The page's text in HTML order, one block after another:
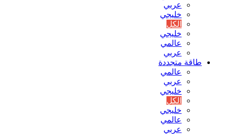
عربي
خليجي
الكل
خليجي
عالمي
عربي
طاقة متجددة
عالمي
عربي
خليجي
الكل
خليجي
عالمي
عربي